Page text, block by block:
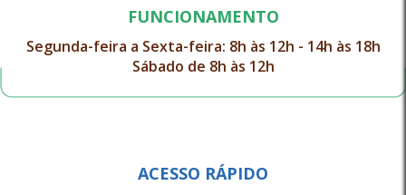
FUNCIONAMENTO
Segunda-feira a Sexta-feira: 8h às 12h - 14h às 18h
Sábado de 8h às 12h
ACESSO RÁPIDO